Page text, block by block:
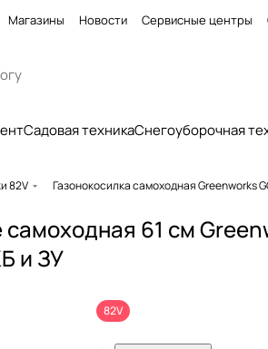
Магазины Новости Сервисные центры
Садовая техникаСнегоуборочная
82V Газонокосилка самоходная Greenworks
61 см
и ЗУ
82V